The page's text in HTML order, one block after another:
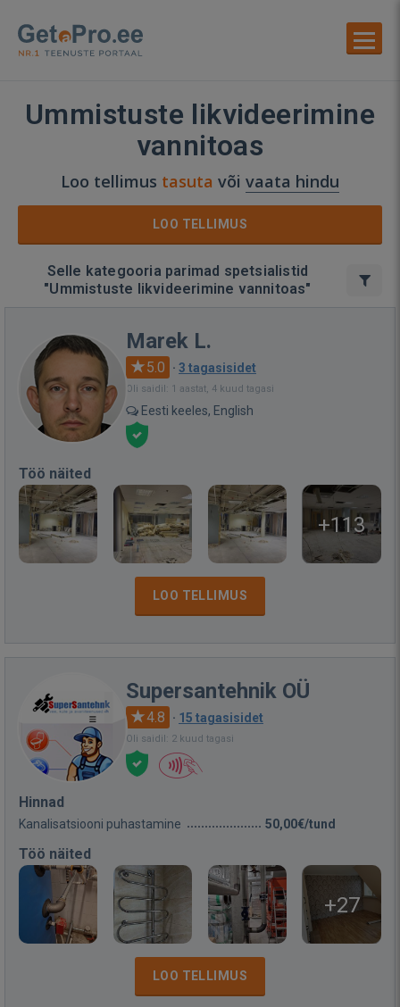
Ummistuste likvideerimine
vannitoas
Loo tellimus tasuta või vaata hindu
LOO TELLIMUS
Selle kategooria parimad spetsialistid
"Ummistuste likvideerimine vannitoas"
Marek L.
5.0 · 3 tagasisidet
Oli saidil: 1 aastat, 4 kuud tagasi
Eesti keeles, English
Töö näited
+113
LOO TELLIMUS
Supersantehnik OÜ
4.8 · 15 tagasisidet
Oli saidil: 2 kuud tagasi
Hinnad
Kanalisatsiooni puhastamine 50,00€/tund
Töö näited
+27
LOO TELLIMUS